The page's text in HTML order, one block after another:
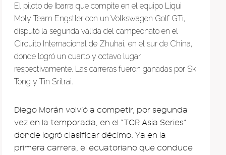
El piloto de Ibarra que compite en el equipo Liqui
Moly Team Engstler con un Volkswagen Golf GTi,
disputó la segunda válida del campeonato en el
Circuito Internacional de Zhuhai, en el sur de China,
donde logró un cuarto y octavo lugar,
respectivamente. Las carreras fueron ganadas por Sk
Tong y Tin Sritrai.
Diego Morán volvió a competir, por segunda
vez en la temporada, en el “TCR Asia Series”
donde logró clasificar décimo. Ya en la
primera carrera, el ecuatoriano que conduce